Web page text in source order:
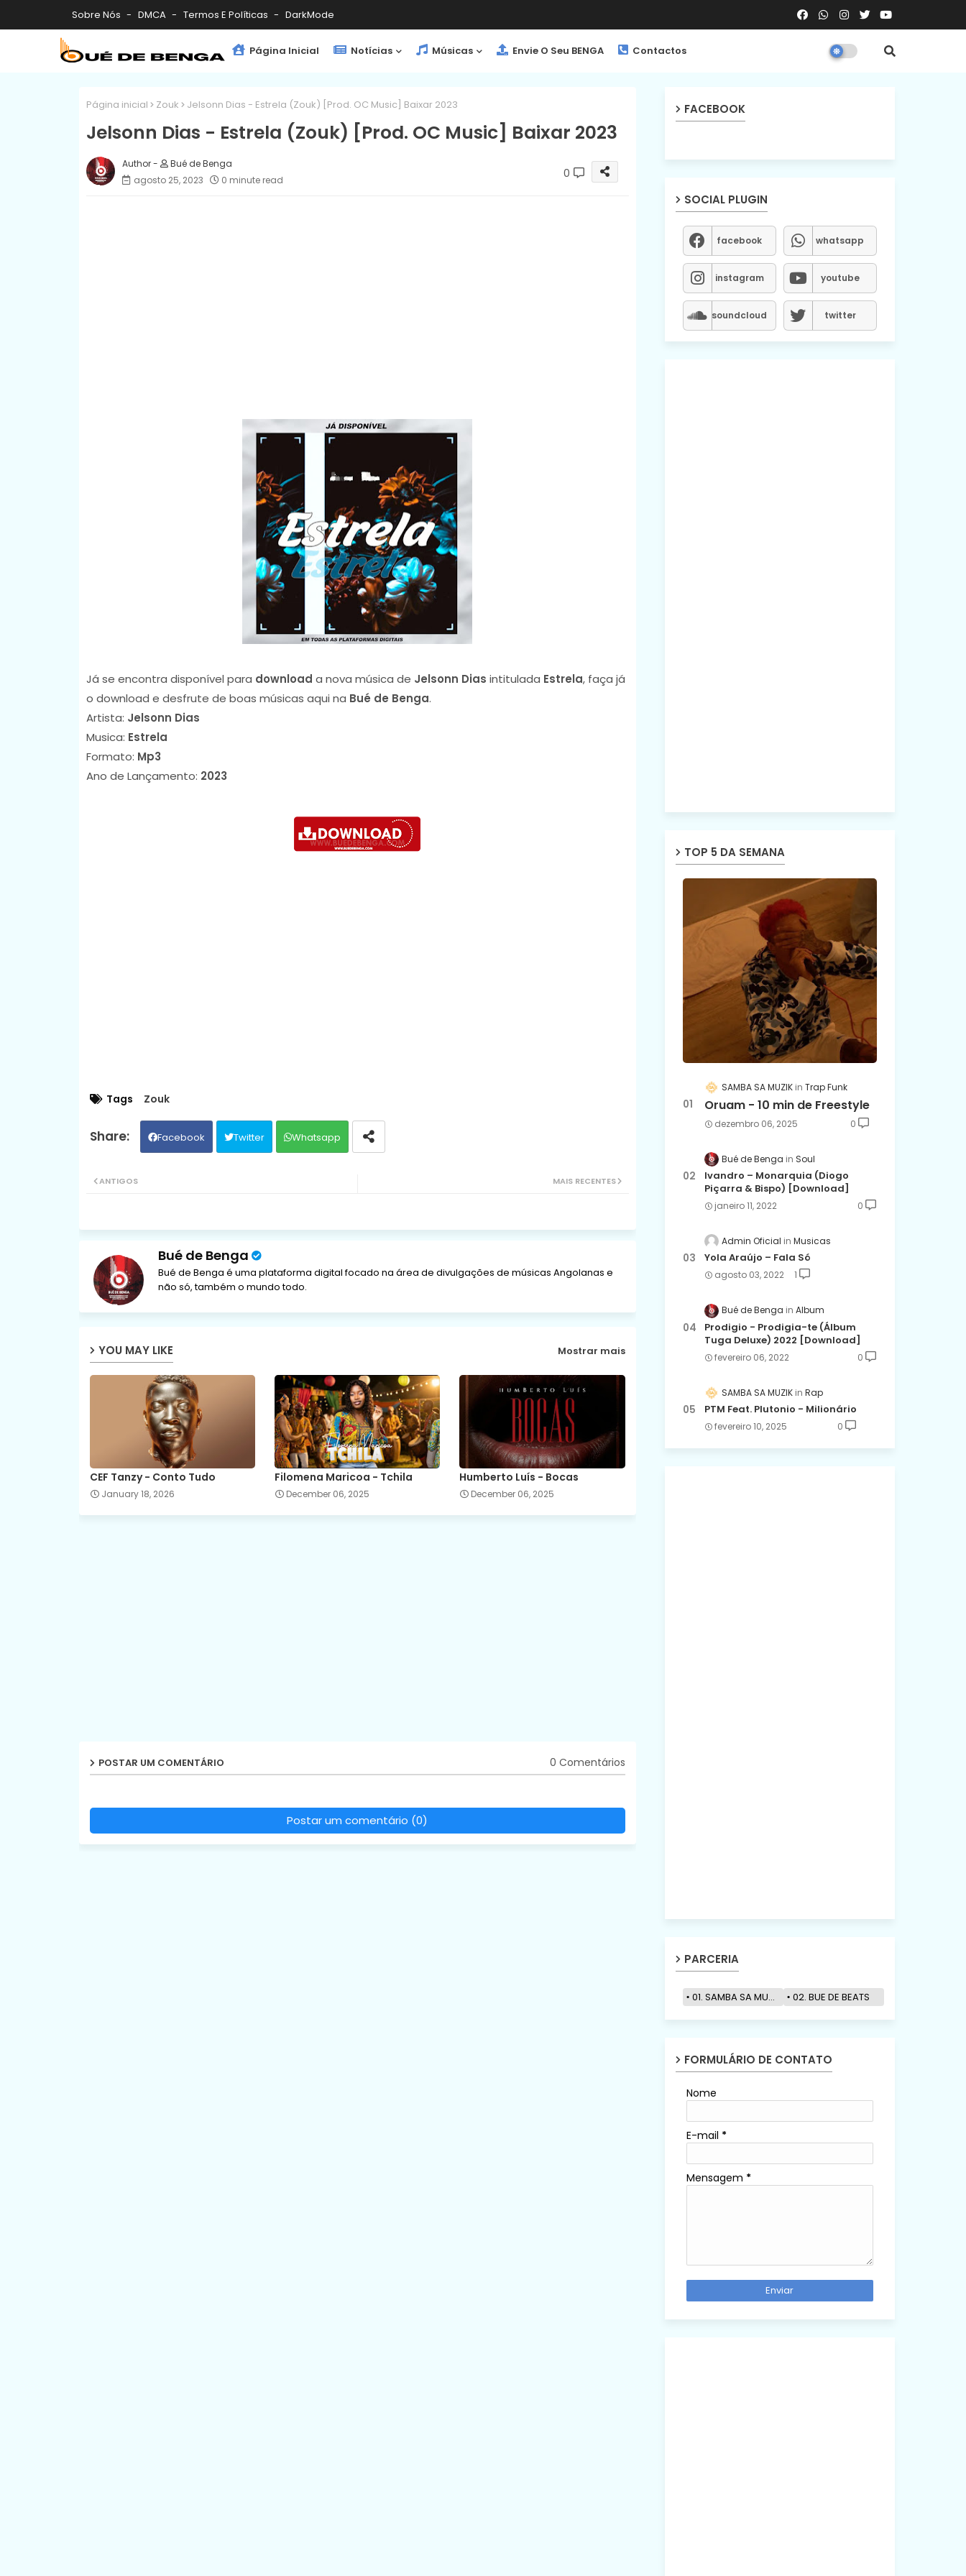
Sobre Nós DMCA Termos E Políticas DarkMode
Página Inicial Notícias Músicas Envie O Seu BENGA Contactos
Página inicial Zouk Jelsonn Dias - Estrela (Zouk) [Prod. OC Music] Baixar 2023
Jelsonn Dias - Estrela (Zouk) [Prod. OC Music] Baixar 2023
Bué de Benga
agosto 25, 2023
0 minute read 0
Já se encontra disponível para download a nova música de Jelsonn Dias intitulada Estrela, faça já
o download e desfrute de boas músicas aqui na Bué de Benga.
Artista: Jelsonn Dias
Musica: Estrela
Formato: Mp3
Ano de Lançamento: 2023
Tags Zouk
Facebook Twitter Whatsapp
MAIS RECENTES
ANTIGOS
Bué de Benga
Bué de Benga é uma plataforma digital focado na área de divulgações de músicas Angolanas e
não só, também o mundo todo.
YOU MAY LIKE Mostrar mais
CEF Tanzy - Conto Tudo
January 18, 2026
Filomena Maricoa - Tchila
December 06, 2025
Humberto Luís - Bocas
December 06, 2025
POSTAR UM COMENTÁRIO 0 Comentários
Postar um comentário (0)
FACEBOOK
SOCIAL PLUGIN
facebook whatsapp
instagram youtube
soundcloud twitter
TOP 5 DA SEMANA
SAMBA SA MUZIK Trap Funk
Oruam - 10 min de Freestyle
dezembro 06, 2025 0
Bué de Benga Soul
Ivandro – Monarquia (Diogo
Piçarra & Bispo) [Download]
janeiro 11, 2022 0
Admin Oficial Musicas
Yola Araújo – Fala Só
agosto 03, 2022 1
Bué de Benga Album
Prodigio - Prodigia-te (Álbum
Tuga Deluxe) 2022 [Download]
fevereiro 06, 2022 0
SAMBA SA MUZIK Rap
PTM Feat. Plutonio - Milionário
fevereiro 10, 2025 0
PARCERIA
01. SAMBA SA MUZIK 02. BUE DE BEATS
FORMULÁRIO DE CONTATO
Nome
E-mail *
Mensagem *